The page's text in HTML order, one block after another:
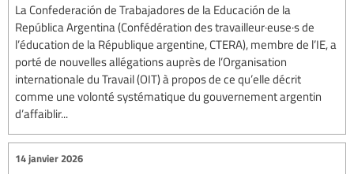
La Confederación de Trabajadores de la Educación de la
República Argentina (Confédération des travailleur·euse·s de
l’éducation de la République argentine, CTERA), membre de l’IE, a
porté de nouvelles allégations auprès de l’Organisation
internationale du Travail (OIT) à propos de ce qu’elle décrit
comme une volonté systématique du gouvernement argentin
d’affaiblir...
14 janvier 2026